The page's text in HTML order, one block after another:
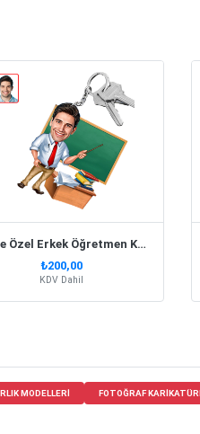
Kişiye Özel Erkek Öğretmen Karikatürlü Anahtarlık
₺200,00
KDV Dahil
MODELLERI FOTOĞRAF